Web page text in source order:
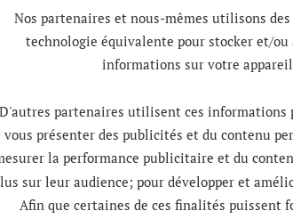
: 2° partie : danse & ballet / humour &
23 h 30 : fin du spectacle.
·00 h 30 : Soirée dansante en
Nos partenaires et nous-mêmes utilisons des
technologie équivalente pour stocker et/ou
informations sur votre
D'autres partenaires utilisent ces informations
vous présenter des publicités et du contenu
la performance publicitaire et du
sur leur audience; pour développer et
Afin que certaines de ces finalités puissent